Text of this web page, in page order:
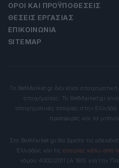
ΌΡΟΙ ΚΑΙ ΠΡΟΫΠΟΘΈΣΕΙΣ
ΘΈΣΕΙΣ ΕΡΓΑΣΊΑΣ
ΕΠΙΚΟΙΝΩΝΊΑ
SITEMAP
Το BetMarket.gr δεν είναι
στοιχήματος. Το BetMarket.gr
στοιχηματικές εταιρίες στην
προσφορές και τα
Στο BetMarket.gr θα βρείτε τις
Ελλάδας και τιςεταιρίες κάτω από
νόμου 4002/2011 (Α 180) για την